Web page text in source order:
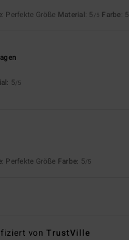
: Perfekte Größe Material: 5 /5 Farbe: 5
: 5/5
: Perfekte Größe Farbe: 5/5
vonTrustVille